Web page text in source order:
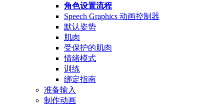
角色设置流程
Speech Graphics 动画控制器
默认姿势
肌肉
受保护的肌肉
情绪模式
训练
绑定指南
准备输入
制作动画